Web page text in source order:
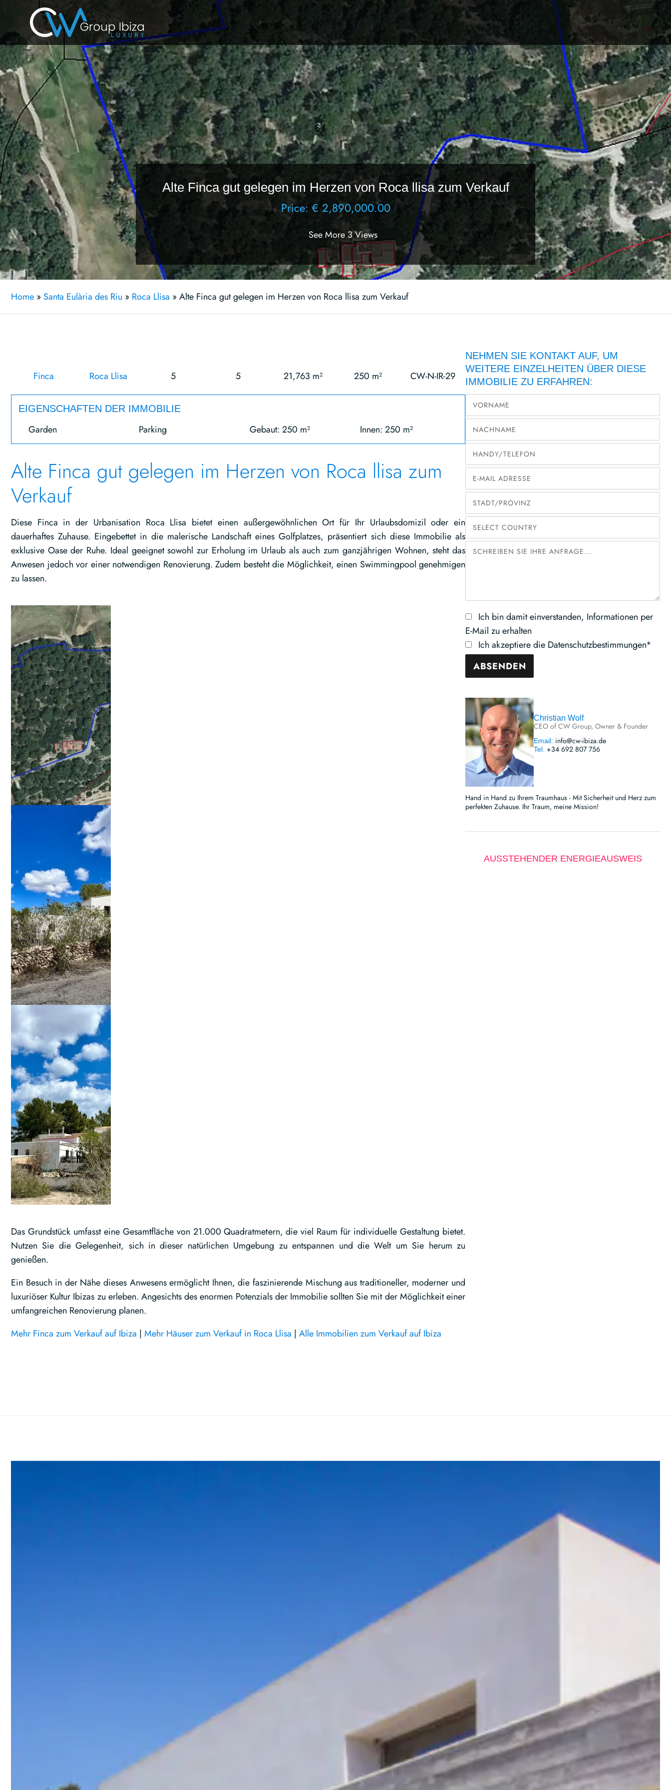
Alte Finca gut gelegen im Herzen von Roca llisa zum Verkauf
Price: € 2,890,000.00
See More 3 Views
Home » Santa Eulària des Riu » Roca Llisa »Alte Finca gut gelegen im Herzen von Roca llisa zum Verkauf
Finca Roca Llisa 5 5 21,763 m² 250 m² CW-N-IR-29
EIGENSCHAFTEN DER IMMOBILIE
Garden Parking Gebaut: 250 m² Innen: 250 m²
Alte Finca gut gelegen im Herzen von Roca llisa zum
Verkauf
Diese Finca in der Urbanisation Roca Llisa bietet einen außergewöhnlichen Ort für Ihr Urlaubsdomizil oder ein
dauerhaftes Zuhause. Eingebettet in die malerische Landschaft eines Golfplatzes, präsentiert sich diese Immobilie als
exklusive Oase der Ruhe. Ideal geeignet sowohl zur Erholung im Urlaub als auch zum ganzjährigen Wohnen, steht das
Anwesen jedoch vor einer notwendigen Renovierung. Zudem besteht die Möglichkeit, einen Swimmingpool genehmigen
zu lassen.
Das Grundstück umfasst eine Gesamtfläche von 21.000 Quadratmetern, die viel Raum für individuelle Gestaltung bietet.
Nutzen Sie die Gelegenheit, sich in dieser natürlichen Umgebung zu entspannen und die Welt um Sie herum zu
genießen.
Ein Besuch in der Nähe dieses Anwesens ermöglicht Ihnen, die faszinierende Mischung aus traditioneller, moderner und
luxuriöser Kultur Ibizas zu erleben. Angesichts des enormen Potenzials der Immobilie sollten Sie mit der Möglichkeit einer
umfangreichen Renovierung planen.
Mehr Finca zum Verkauf auf Ibiza | Mehr Häuser zum Verkauf in Roca Llisa | Alle Immobilien zum Verkauf auf Ibiza
NEHMEN SIE KONTAKT AUF, UM
WEITERE EINZELHEITEN ÜBER DIESE
IMMOBILIE ZU ERFAHREN:
Ich bin damit einverstanden, Informationen per
E-Mail zu erhalten
Ich akzeptiere die Datenschutzbestimmungen*
Christian Wolf
CEO of CW Group, Owner & Founder
Email: info@cw-ibiza.de
Tel. +34 692 807 756
Hand in Hand zu Ihrem Traumhaus - Mit Sicherheit und Herz zum
perfekten Zuhause. Ihr Traum, meine Mission!
AUSSTEHENDER ENERGIEAUSWEIS